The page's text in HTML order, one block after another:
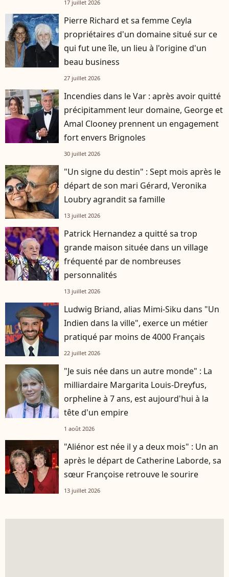
17 juillet 2026
Pierre Richard et sa femme Ceyla
propriétaires d'un domaine situé sur ce
qui fut une île, un lieu à l'origine d'un
beau business
27 juillet 2026
Incendies dans le Var : après avoir quitté
précipitamment leur domaine, George et
Amal Clooney prennent un engagement
fort envers Brignoles
30 juillet 2026
"Un signe du destin" : Sept mois après le
départ de son mari Gérard, Veronika
Loubry agrandit sa famille
13 juillet 2026
Patrick Hernandez a quitté sa trop
grande maison située dans un village
fréquenté par de nombreuses
personnalités
13 juillet 2026
Ludwig Briand, alias Mimi-Siku dans "Un
Indien dans la ville", exerce un métier
pratiqué par moins de 4000 Français
22 juillet 2026
"Je suis née dans un autre monde" : La
milliardaire Margarita Louis-Dreyfus,
orpheline à 7 ans, est aujourd'hui à la
tête d'un empire
1 août 2026
"Aliénor est née il y a deux mois" : Un an
après le départ de Catherine Laborde, sa
sœur Françoise retrouve le sourire
13 juillet 2026